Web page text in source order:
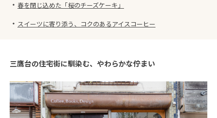
・ 春を閉じ込めた「桜のチーズケーキ」
・ スイーツに寄り添う、コクのあるアイスコーヒー
三鷹台の住宅街に馴染む、やわらかな佇まい